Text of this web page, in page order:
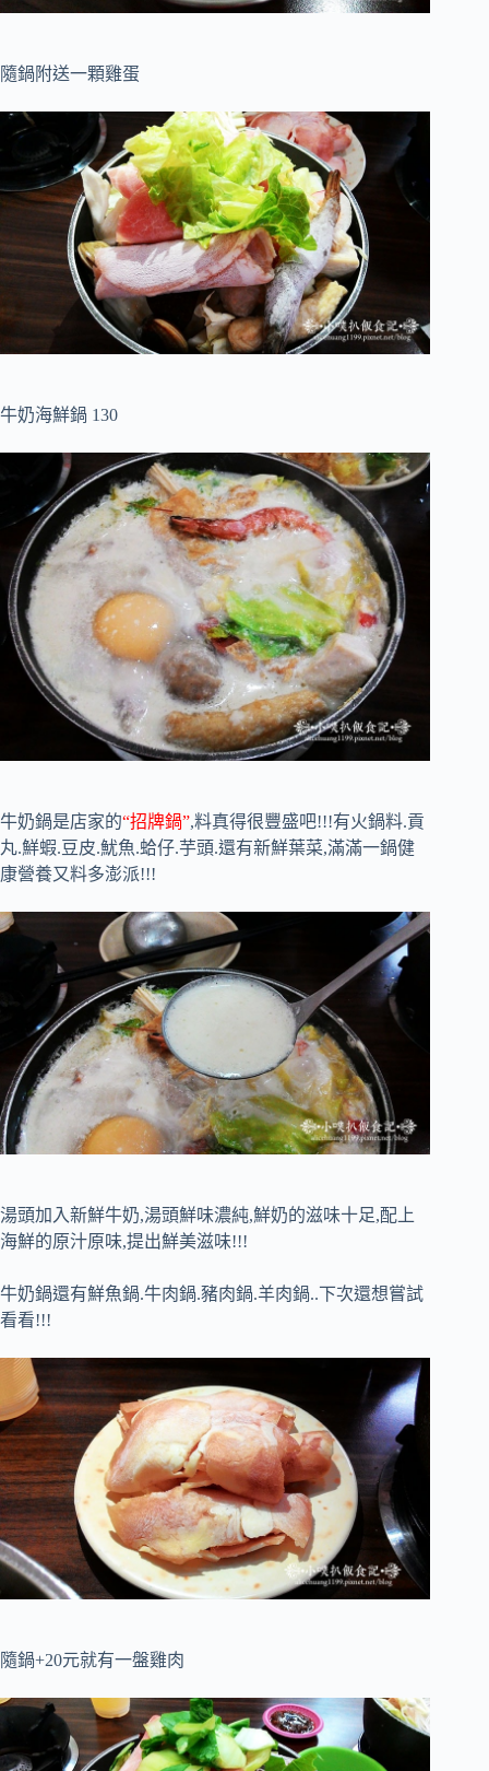
隨鍋附送一顆雞蛋
牛奶海鮮鍋 130
牛奶鍋是店家的“招牌鍋”,料真得很豐盛吧!!!有火鍋料.貢
丸.鮮蝦.豆皮.魷魚.蛤仔.芋頭.還有新鮮葉菜,滿滿一鍋健
康營養又料多澎派!!!
湯頭加入新鮮牛奶,湯頭鮮味濃純,鮮奶的滋味十足,配上
海鮮的原汁原味,提出鮮美滋味!!!
牛奶鍋還有鮮魚鍋.牛肉鍋.豬肉鍋.羊肉鍋..下次還想嘗試
看看!!!
隨鍋+20元就有一盤雞肉